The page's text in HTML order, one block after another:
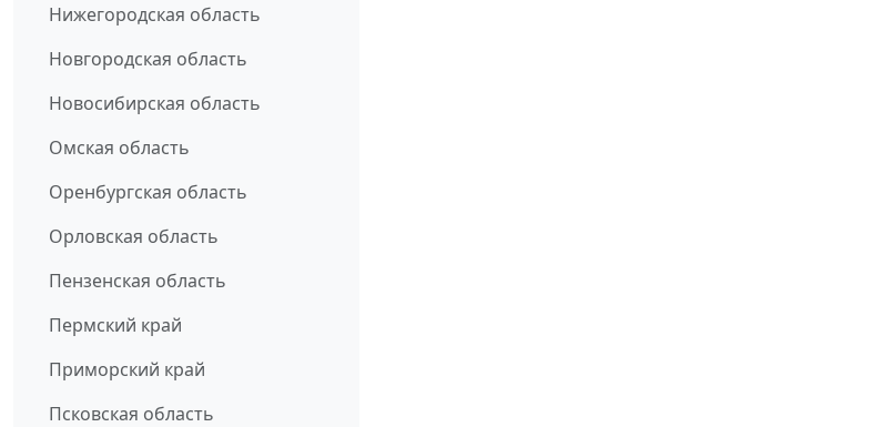
Нижегородская область
Новгородская область
Новосибирская область
Омская область
Оренбургская область
Орловская область
Пензенская область
Пермский край
Приморский край
Псковская область